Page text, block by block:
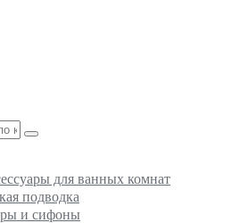
для ванных комнат
подводка
и сифоны